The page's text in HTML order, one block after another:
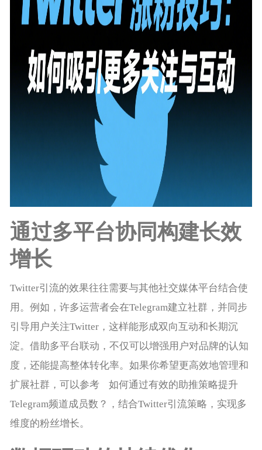
通过多平台协同构建长效
增长
Twitter引流的效果往往需要与其他社交媒体平台结合使
用。例如，许多运营者会在Telegram建立社群，并同步
引导用户关注Twitter，这样能形成双向互动和长期沉
淀。借助多平台联动，不仅可以增强用户对品牌的认知
度，还能提高整体转化率。如果你希望更高效地管理和
扩展社群，可以参考 如何通过有效的助推策略提升
Telegram频道成员数？ ，结合Twitter引流策略，实现多
维度的粉丝增长。